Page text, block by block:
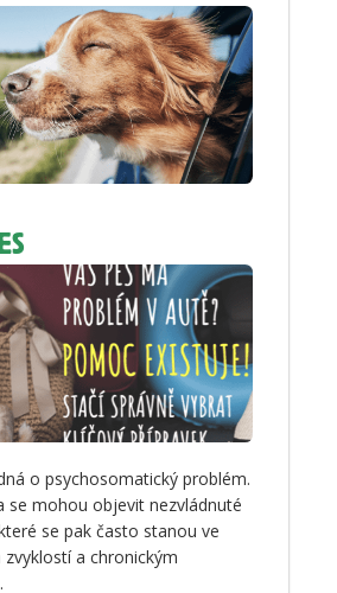
o psychosomatický problém.
se mohou objevit nezvládnuté
se pak často stanou ve
a chronickým